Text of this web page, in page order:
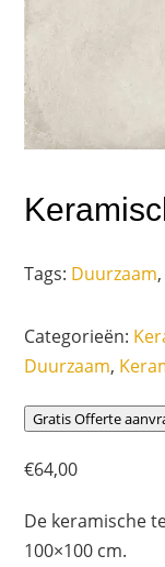
Tags: Duurzaam,
Categorieën:
Duurzaam,
Gratis Offerte
€64,00
De keramische
100×100 cm.